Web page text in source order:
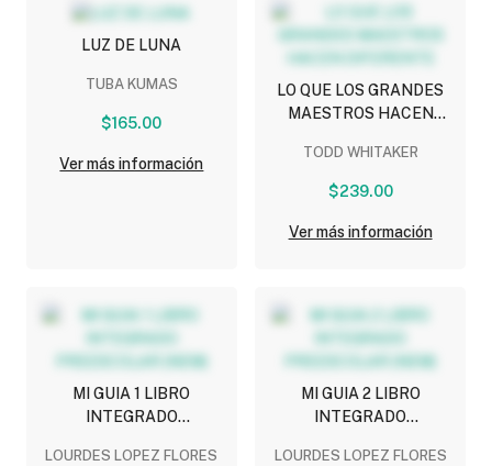
LUZ DE LUNA
TUBA KUMAS
$165.00
Ver más información
LO QUE LOS GRANDES
MAESTROS HACEN
TODD WHITAKER
$239.00
Ver más información
MI GUIA 1 LIBRO
INTEGRADO
LOURDES LOPEZ FLORES
MI GUIA 2 LIBRO
INTEGRADO
LOURDES LOPEZ FLORES